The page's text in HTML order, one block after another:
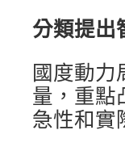
分類提出
國度動力
量，重點
急性和實